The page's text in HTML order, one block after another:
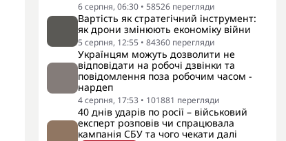
6 серпня, 06:30 • 58526 перегляди
Вартість як стратегічний інструмент:
як дрони змінюють економіку війни
5 серпня, 12:55 • 84360 перегляди
Українцям можуть дозволити не
відповідати на робочі дзвінки та
повідомлення поза робочим часом -
нардеп
4 серпня, 17:53 • 101881 перегляди
40 днів ударів по росії – військовий
експерт розповів чи спрацювала
кампанія СБУ та чого чекати далі